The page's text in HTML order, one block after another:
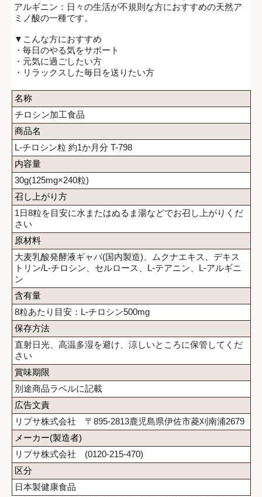
アルギニン：日々の生活が不規則な方におすすめの天然ア
ミノ酸の一種です。
▼こんな方におすすめ
・毎日のやる気をサポート
・元気に過ごしたい方
・リラックスした毎日を送りたい方
名称
チロシン加工食品
商品名
L-チロシン粒 約1か月分 T-798
内容量
30g(125mg×240粒)
召し上がり方
1日8粒を目安に水またはぬるま湯などでお召し上がりくだ
さい
原材料
大麦乳酸発酵液ギャバ(国内製造)、ムクナエキス、デキス
トリン/L-チロシン、セルロース、L-テアニン、L-アルギニ
ン
含有量
8粒あたり目安：L-チロシン500mg
保存方法
直射日光、高温多湿を避け、涼しいところに保管してくだ
さい
賞味期限
別途商品ラベルに記載
広告文責
リプサ株式会社 〒895-2813鹿児島県伊佐市菱刈南浦2679
メーカー(製造者)
リプサ株式会社 (0120-215-470)
区分
日本製健康食品